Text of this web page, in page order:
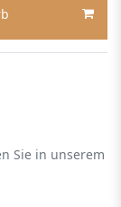
Sie in unserem